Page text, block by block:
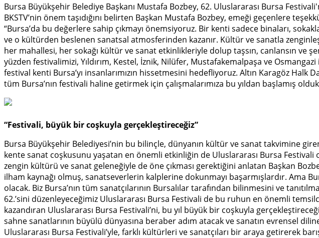
Bursa Büyükşehir Belediye Başkanı Mustafa Bozbey, 62. Uluslararası Bursa
BKSTV’nin önem taşıdığını belirten Başkan Mustafa Bozbey, emeği geçenlere
“Bursa’da bu değerlere sahip çıkmayı önemsiyoruz. Bir kenti sadece binaları,
ve o kültürden beslenen sanatsal atmosferinden kazanır. Kültür ve sanatla
her mahallesi, her sokağı kültür ve sanat etkinlikleriyle dolup taşsın, canlansın ve
yüzden festivalimizi, Yıldırım, Kestel, İznik, Nilüfer, Mustafakemalpaşa ve
festival kenti Bursa’yı insanlarımızın hissetmesini hedefliyoruz. Altın Karagöz
tüm Bursa’nın festivali haline getirmek için çalışmalarımıza bu yıldan başlamış
“Festivali, büyük bir coşkuyla gerçekleştireceğiz”
Bursa Büyükşehir Belediyesi’nin bu bilinçle, dünyanın kültür ve sanat takvimine
kente sanat coşkusunu yaşatan en önemli etkinliğin de Uluslararası Bursa
zengin kültürü ve sanat geleneğiyle de öne çıkması gerektiğini anlatan Başkan
ilham kaynağı olmuş, sanatseverlerin kalplerine dokunmayı başarmışlardır. Ama
olacak. Biz Bursa’nın tüm sanatçılarının Bursalılar tarafından bilinmesini ve
62.’sini düzenleyeceğimiz Uluslararası Bursa Festivali de bu ruhun en önemli
kazandıran Uluslararası Bursa Festivali’ni, bu yıl büyük bir coşkuyla
sahne sanatlarının büyülü dünyasına beraber adım atacak ve sanatın evrensel
Uluslararası Bursa Festivali’yle, farklı kültürleri ve sanatçıları bir araya getirerek